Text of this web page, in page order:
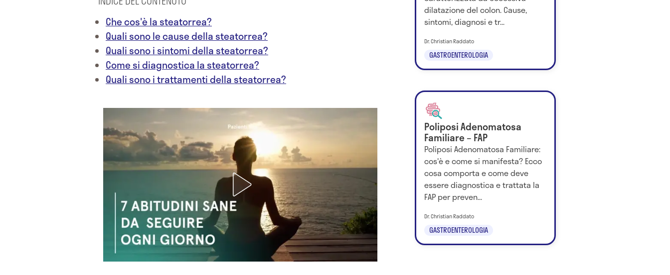
Che cos'è la steatorrea?
Quali sono le cause della steatorrea?
Quali sono i sintomi della steatorrea?
Come si diagnostica la steatorrea?
Quali sono i trattamenti della steatorrea?
dilatazione del colon. Cause,
sintomi, diagnosi e tr...
GASTROENTEROLOGIA
Dr. Christian Raddato
Poliposi Adenomatosa
Familiare – FAP
Poliposi Adenomatosa Familiare:
cos'è e come si manifesta? Ecco
cosa comporta e come deve
essere diagnostica e trattata la
FAP per preven...
GASTROENTEROLOGIA
Dr. Christian Raddato